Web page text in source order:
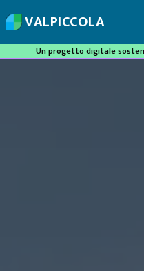
VALPICCOLA
Un progetto digitale